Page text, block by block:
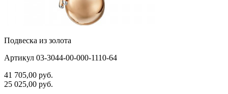
Подвеска из золота
Артикул 03-3044-00-000-1110-64
41 705,00 руб.
25 025,00 руб.